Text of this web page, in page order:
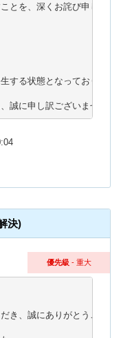
とを、深くお詫び申し上げ
する状態となっておりまし
誠に申し訳ございませんで
決)
優先級 - 重大
き、誠にありがとうござい